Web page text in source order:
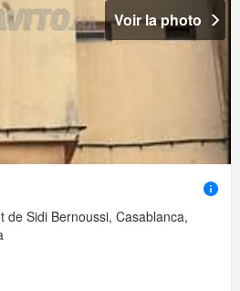
Voir la photo
de Sidi Bernoussi, Casablanca,